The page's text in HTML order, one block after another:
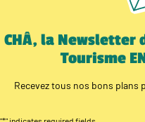
CHÂ, la Newsletter
Tourisme
Recevez tous nos bons plans